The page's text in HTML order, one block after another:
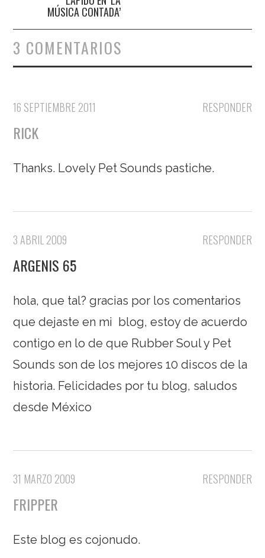
MÚSICA CONTADA’
3 COMENTARIOS
RESPONDER
16 SEPTIEMBRE 2011
RICK
Thanks. Lovely Pet Sounds pastiche.
RESPONDER
3 ABRIL 2009
ARGENIS 65
hola, que tal? gracias por los comentarios
que dejaste en mi blog, estoy de acuerdo
contigo en lo de que Rubber Soul y Pet
Sounds son de los mejores 10 discos de la
historia. Felicidades por tu blog, saludos
desde México
RESPONDER
31 MARZO 2009
FRIPPER
Este blog es cojonudo.